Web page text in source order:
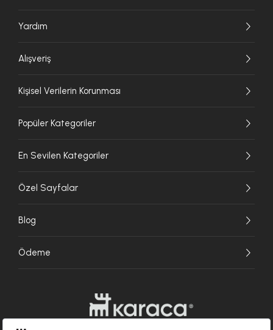
Yardım
Alışveriş
Kişisel Verilerin Korunması
Popüler Kategoriler
En Sevilen Kategoriler
Özel Sayfalar
Blog
Ödeme